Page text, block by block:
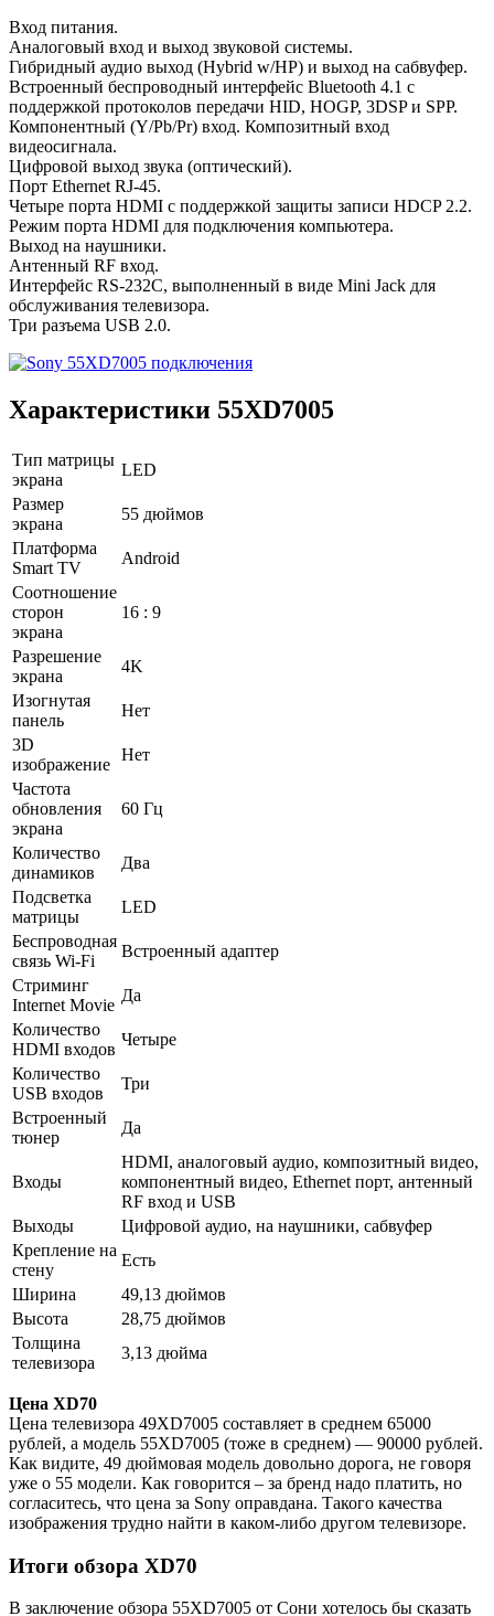
Вход питания.
Аналоговый вход и выход звуковой системы.
Гибридный аудио выход (Hybrid w/HP) и выход на сабвуфер.
Встроенный беспроводный интерфейс Bluetooth 4.1 с
поддержкой протоколов передачи HID, HOGP, 3DSP и SPP.
Компонентный (Y/Pb/Pr) вход. Композитный вход
видеосигнала.
Цифровой выход звука (оптический).
Порт Ethernet RJ-45.
Четыре порта HDMI с поддержкой защиты записи HDCP 2.2.
Режим порта HDMI для подключения компьютера.
Выход на наушники.
Антенный RF вход.
Интерфейс RS-232C, выполненный в виде Mini Jack для
обслуживания телевизора.
Три разъема USB 2.0.
Характеристики 55XD7005
Тип матрицы
экрана
LED
Размер
экрана
55 дюймов
Платформа
Smart TV
Android
Соотношение
сторон
экрана
16 : 9
Разрешение
экрана
4K
Изогнутая
панель
Нет
3D
изображение
Нет
Частота
обновления
экрана
60 Гц
Количество
динамиков
Два
Подсветка
матрицы
LED
Беспроводная
связь Wi-Fi
Встроенный адаптер
Стриминг
Internet Movie
Да
Количество
HDMI входов
Четыре
Количество
USB входов
Три
Встроенный
тюнер
Да
Входы
HDMI, аналоговый аудио, композитный видео,
компонентный видео, Ethernet порт, антенный
RF вход и USB
Выходы
Цифровой аудио, на наушники, сабвуфер
Крепление на
стену
Есть
Ширина
49,13 дюймов
Высота
28,75 дюймов
Толщина
телевизора
3,13 дюйма
Цена XD70
Цена телевизора 49XD7005 составляет в среднем 65000
рублей, а модель 55XD7005 (тоже в среднем) — 90000 рублей.
Как видите, 49 дюймовая модель довольно дорога, не говоря
уже о 55 модели. Как говорится – за бренд надо платить, но
согласитесь, что цена за Sony оправдана. Такого качества
изображения трудно найти в каком-либо другом телевизоре.
Итоги обзора XD70
В заключение обзора 55XD7005 от Сони хотелось бы сказать